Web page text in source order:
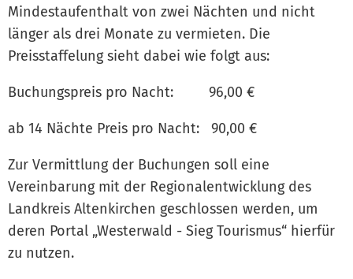
Mindestaufenthalt von zwei Nächten und nicht
länger als drei Monate zu vermieten. Die
Preisstaffelung sieht dabei wie folgt aus:
Buchungspreis pro Nacht: 96,00 €
ab 14 Nächte Preis pro Nacht: 90,00 €
Zur Vermittlung der Buchungen soll eine
Vereinbarung mit der Regionalentwicklung des
Landkreis Altenkirchen geschlossen werden, um
deren Portal „Westerwald - Sieg Tourismus“ hierfür
zu nutzen.